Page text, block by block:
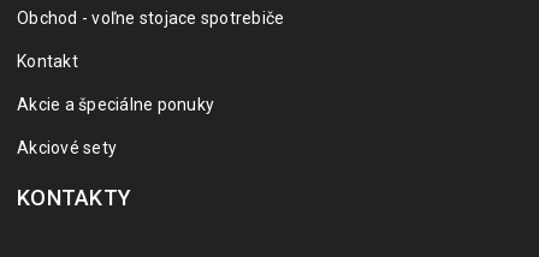
Obchod - voľne stojace spotrebiče
Kontakt
Akcie a špeciálne ponuky
Akciové sety
KONTAKTY